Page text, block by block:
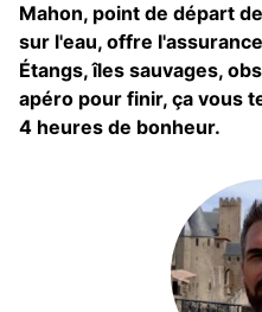
Mahon, point de départ
sur l'eau, offre
Étangs, îles sauvages,
apéro pour finir, ça vous
4 heures de bonheur.